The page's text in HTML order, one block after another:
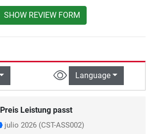
SHOW REVIEW FORM
Language
Preis Leistung passt
julio 2026 (CST-ASS002)